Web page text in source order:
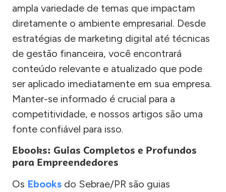
ampla variedade de temas que impactam
diretamente o ambiente empresarial. Desde
estratégias de marketing digital até técnicas
de gestão financeira, você encontrará
conteúdo relevante e atualizado que pode
ser aplicado imediatamente em sua empresa.
Manter-se informado é crucial para a
competitividade, e nossos artigos são uma
fonte confiável para isso.
Ebooks: Guias Completos e Profundos
para Empreendedores
Os Ebooks do Sebrae/PR são guias